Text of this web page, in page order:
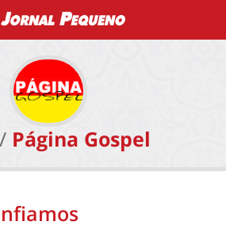
Página Gospel